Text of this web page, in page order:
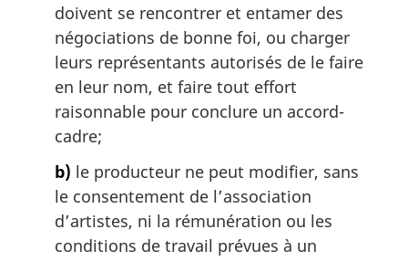
doivent se rencontrer et entamer des
négociations de bonne foi, ou charger
leurs représentants autorisés de le faire
en leur nom, et faire tout effort
raisonnable pour conclure un accord-
cadre;
b) le producteur ne peut modifier, sans
le consentement de l’association
d’artistes, ni la rémunération ou les
conditions de travail prévues à un